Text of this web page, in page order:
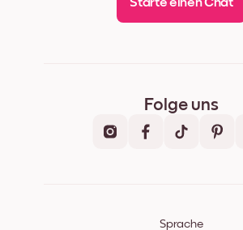
Starte einen Chat
Folge uns
Sprache